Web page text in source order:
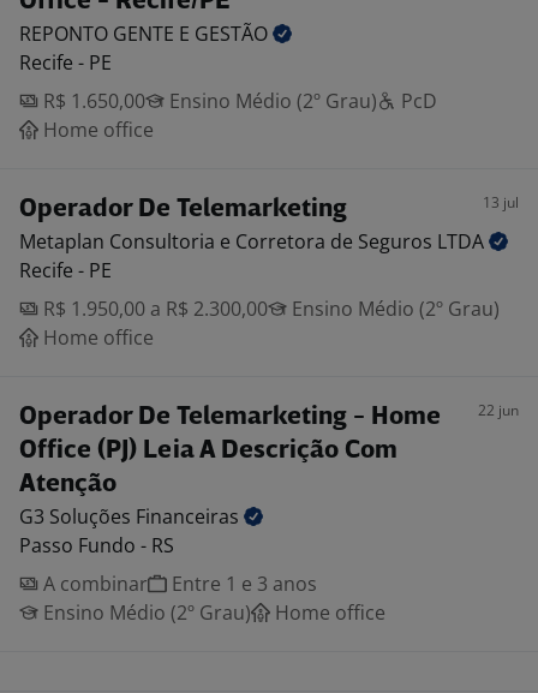
REPONTO GENTE E GESTÃO
Recife - PE
R$ 1.650,00
Ensino Médio (2º Grau)
PcD
Home office
Operador De Telemarketing 13 jul
Metaplan Consultoria e Corretora de Seguros LTDA
Recife - PE
R$ 1.950,00 a R$ 2.300,00
Ensino Médio (2º Grau)
Home office
Operador De Telemarketing - Home
Office (PJ) Leia A Descrição Com
Atenção
22 jun
G3 Soluções Financeiras
Passo Fundo - RS
A combinar
Entre 1 e 3 anos
Ensino Médio (2º Grau)
Home office